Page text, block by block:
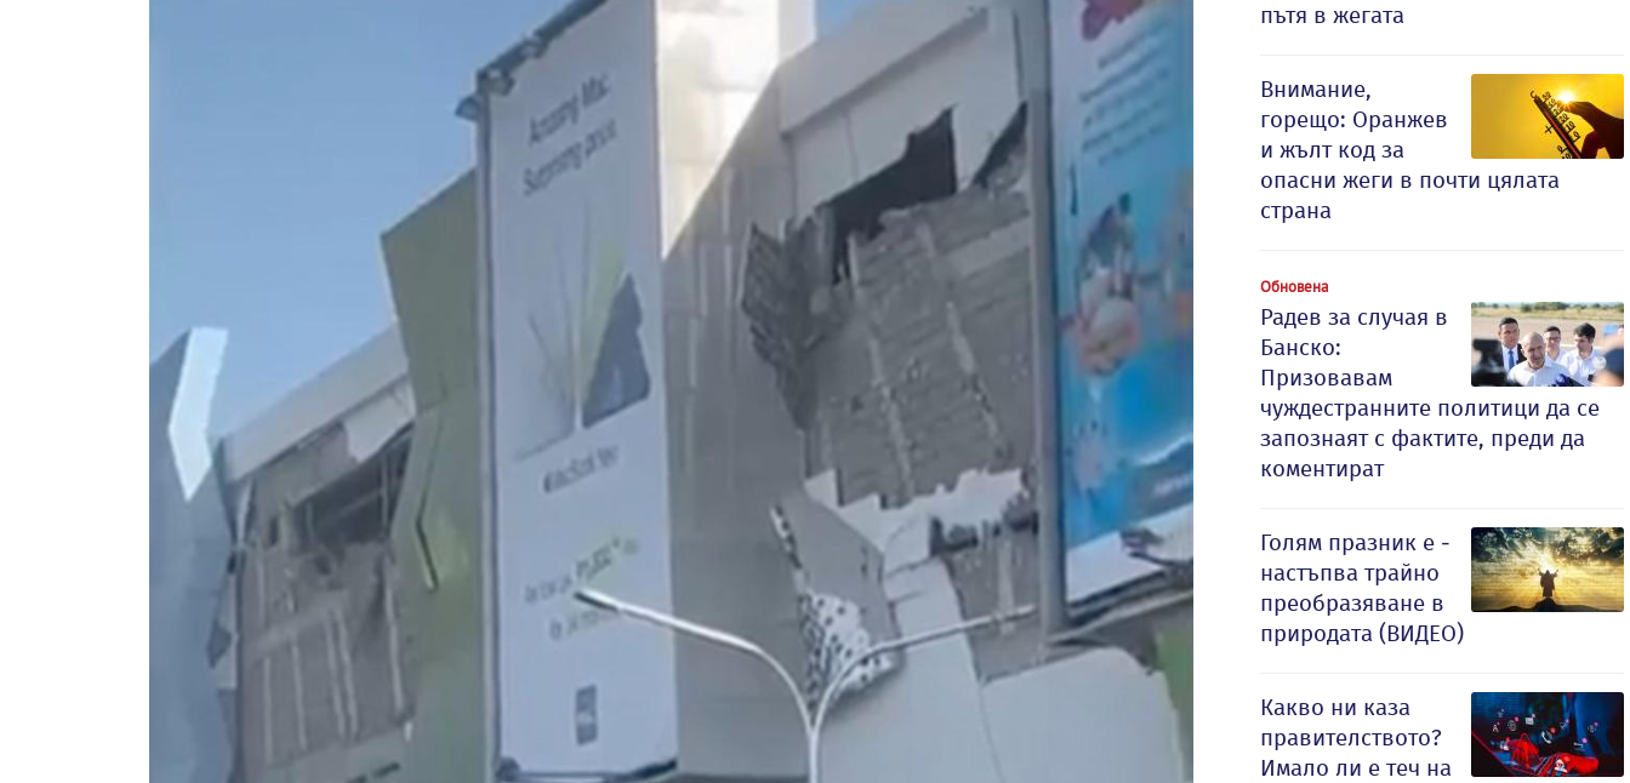
пътя в жегата
Внимание,
горещо: Оранжев
и жълт код за
опасни жеги в почти цялата
страна
Обновена
Радев за случая в
Банско:
Призовавам
чуждестранните политици да се
запознаят с фактите, преди да
коментират
Голям празник е -
настъпва трайно
преобразяване в
природата (ВИДЕО)
Какво ни каза
правителството?
Имало ли е теч на